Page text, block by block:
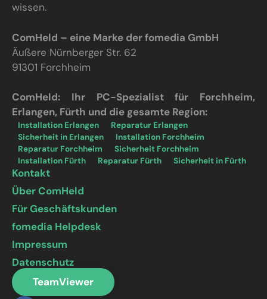
wissen.
ComHeld – eine Marke der fomedia GmbH
Äußere Nürnberger Str. 62
91301 Forchheim
ComHeld: Ihr PC-Spezialist für Forchheim,
Erlangen, Fürth und die gesamte Region:
Installation Erlangen
Reparatur Erlangen
Sicherheit in Erlangen
Installation Forchheim
Reparatur Forchheim
Sicherheit Forchheim
Installation Fürth
Reparatur Fürth Sicherheit in Fürth
Kontakt
Über ComHeld
Für Geschäftskunden
fomedia Helpdesk
Impressum
Datenschutz
TeamViewer